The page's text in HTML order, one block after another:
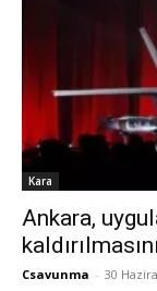
Kara
Ankara,
Csavunma - 30